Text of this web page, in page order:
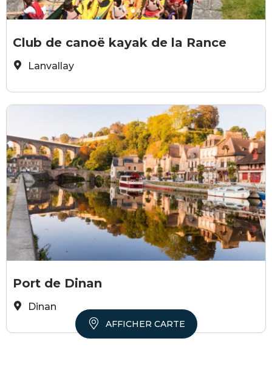
AFFICHER CARTE
Club de canoë kayak de la Rance
Lanvallay
Port de Dinan
Dinan